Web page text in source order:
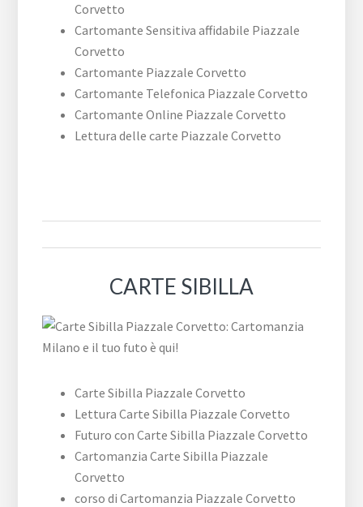
Corvetto
Cartomante Sensitiva affidabile ​Piazzale ​
Corvetto
Cartomante ​Piazzale ​Corvetto
Cartomante Telefonica ​Piazzale ​Corvetto
Cartomante Online ​Piazzale ​Corvetto
Lettura delle carte ​Piazzale ​Corvetto
CARTE SIBILLA
Carte Sibilla ​Piazzale ​Corvetto
Lettura Carte Sibilla ​Piazzale ​Corvetto
Futuro con Carte Sibilla ​Piazzale ​Corvetto
Cartomanzia Carte Sibilla ​Piazzale ​
Corvetto
corso di Cartomanzia ​Piazzale ​Corvetto